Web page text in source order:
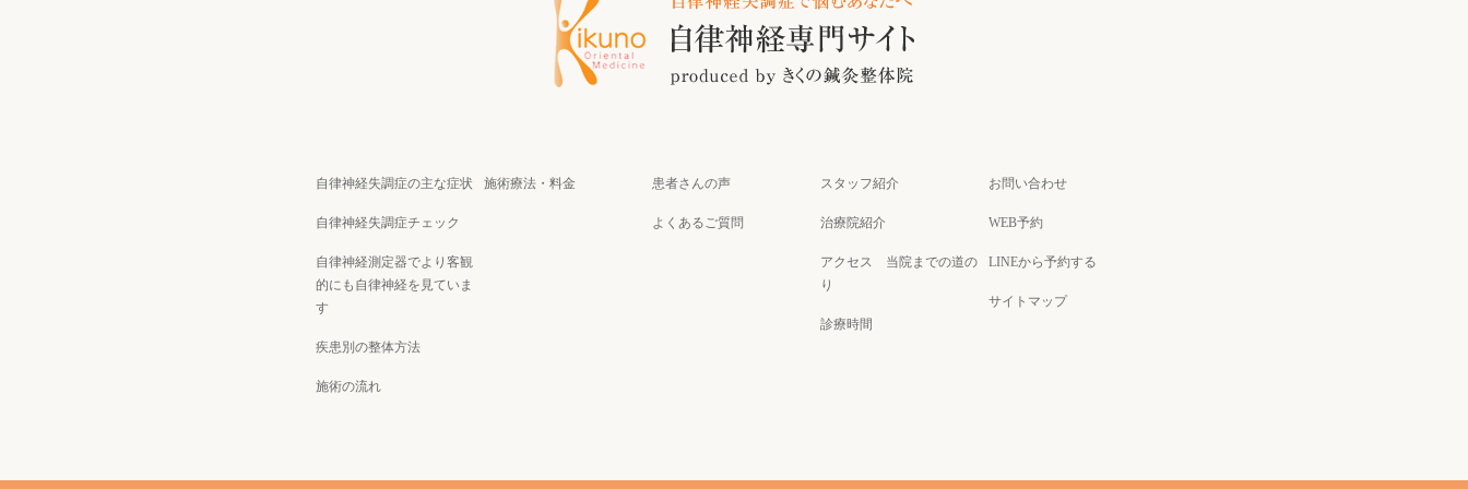
自律神経失調症の主な症状
自律神経失調症チェック
自律神経測定器でより客観
的にも自律神経を見ていま
す
疾患別の整体方法
施術の流れ
施術療法・料金 患者さんの声
よくあるご質問
スタッフ紹介
治療院紹介
アクセス 当院までの道の
り
診療時間
お問い合わせ
WEB予約
LINEから予約する
サイトマップ